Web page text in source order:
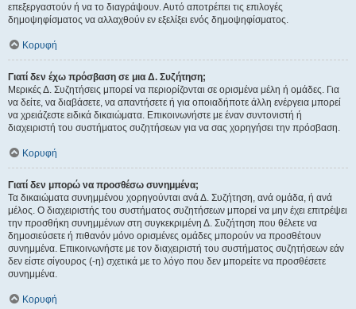
επεξεργαστούν ή να το διαγράψουν. Αυτό αποτρέπει τις επιλογές
δημοψηφίσματος να αλλαχθούν εν εξελίξει ενός δημοψηφίσματος.
Κορυφή
Γιατί δεν έχω πρόσβαση σε μια Δ. Συζήτηση;
Μερικές Δ. Συζητήσεις μπορεί να περιορίζονται σε ορισμένα μέλη ή ομάδες. Για
να δείτε, να διαβάσετε, να απαντήσετε ή για οποιαδήποτε άλλη ενέργεια μπορεί
να χρειάζεστε ειδικά δικαιώματα. Επικοινωνήστε με έναν συντονιστή ή
διαχειριστή του συστήματος συζητήσεων για να σας χορηγήσει την πρόσβαση.
Κορυφή
Γιατί δεν μπορώ να προσθέσω συνημμένα;
Τα δικαιώματα συνημμένου χορηγούνται ανά Δ. Συζήτηση, ανά ομάδα, ή ανά
μέλος. Ο διαχειριστής του συστήματος συζητήσεων μπορεί να μην έχει επιτρέψει
την προσθήκη συνημμένων στη συγκεκριμένη Δ. Συζήτηση που θέλετε να
δημοσιεύσετε ή πιθανόν μόνο ορισμένες ομάδες μπορούν να προσθέτουν
συνημμένα. Επικοινωνήστε με τον διαχειριστή του συστήματος συζητήσεων εάν
δεν είστε σίγουρος (-η) σχετικά με το λόγο που δεν μπορείτε να προσθέσετε
συνημμένα.
Κορυφή